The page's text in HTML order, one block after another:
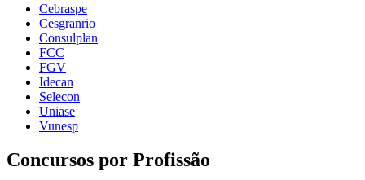
Cebraspe
Cesgranrio
Consulplan
FCC
FGV
Idecan
Selecon
Uniase
Vunesp
Concursos por Profissão